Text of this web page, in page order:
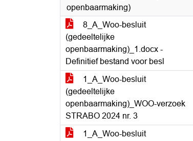
openbaarmaking)
8_A_Woo-besluit
(gedeeltelijke
openbaarmaking)_1.docx -
Definitief bestand voor besl
1_A_Woo-besluit
(gedeeltelijke
openbaarmaking)_WOO-verzoek
STRABO 2024 nr. 3
1_A_Woo-besluit